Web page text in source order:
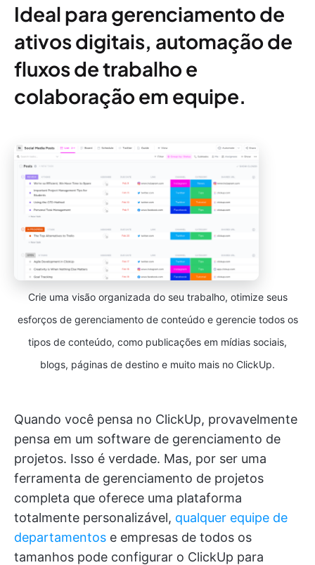
Ideal para gerenciamento de
ativos digitais, automação de
fluxos de trabalho e
colaboração em equipe.
Crie uma visão organizada do seu trabalho, otimize seus
esforços de gerenciamento de conteúdo e gerencie todos os
tipos de conteúdo, como publicações em mídias sociais,
blogs, páginas de destino e muito mais no ClickUp.
Quando você pensa no ClickUp, provavelmente
pensa em um software de gerenciamento de
projetos. Isso é verdade. Mas, por ser uma
ferramenta de gerenciamento de projetos
completa que oferece uma plataforma
totalmente personalizável, qualquer equipe de
departamentos e empresas de todos os
tamanhos pode configurar o ClickUp para